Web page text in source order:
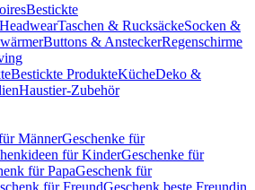
Bestickte
HeadwearTaschen & RucksäckeSocken &
Buttons & AnsteckerRegenschirme
Bestickte ProdukteKücheDeko &
Haustier-Zubehör
MännerGeschenke für
für KinderGeschenke für
für PapaGeschenk für
für FreundGeschenk beste Freundin